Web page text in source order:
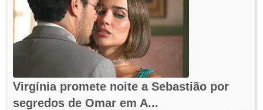
Virgínia promete noite a Sebastião por
segredos de Omar em A...